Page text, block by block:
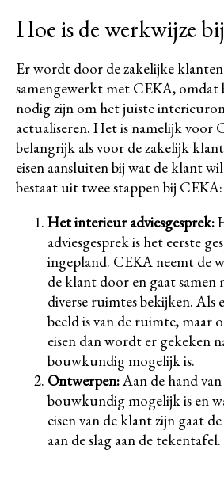
Hoe is de werkwijze
Er wordt door de zakelijke
samengewerkt met CEKA, omdat
nodig zijn om het juiste
actualiseren. Het is namelijk voor
belangrijk als voor de zakelijk
eisen aansluiten bij wat de klant
bestaat uit twee stappen bij CEKA:
Het interieur adviesgesprek:
adviesgesprek is het eerste
ingepland. CEKA neemt de
de klant door en gaat samen
diverse ruimtes bekijken. Als
beeld is van de ruimte, maar
eisen dan wordt er gekeken
bouwkundig mogelijk is.
Ontwerpen:Aan de hand
bouwkundig mogelijk is en
eisen van de klant zijn gaat
aan de slag aan de tekentafel.